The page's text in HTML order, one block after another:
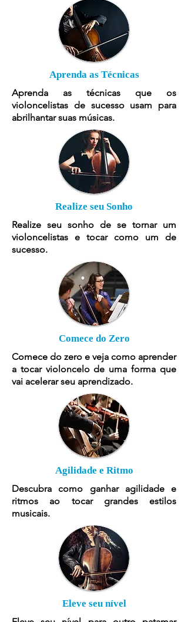
Aprenda as Técnicas
Aprenda as técnicas que os
violoncelistas de sucesso usam para
abrilhantar suas músicas.
Realize seu Sonho
Realize seu sonho de se tornar um
violoncelistas e tocar como um de
sucesso.
Comece do Zero
Comece do zero e veja como aprender
a tocar violoncelo de uma forma que
vai acelerar seu aprendizado.
Agilidade e Ritmo
Descubra como ganhar agilidade e
ritmos ao tocar grandes estilos
musicais.
Eleve seu nível